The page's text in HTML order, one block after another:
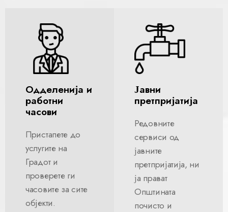
Одделенија и
работни
часови
Пристапете до
услугите на
Градот и
проверете ги
часовите за сите
објекти.
Јавни
претпријатија
Редовните
сервиси од
јавните
претпријатија, ни
ја прават
Општината
почисто и